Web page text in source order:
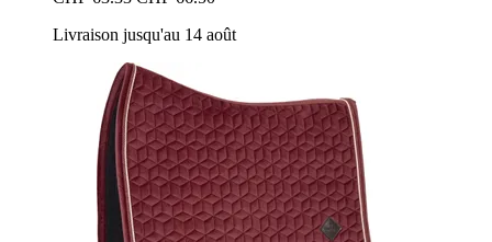
Livraison jusqu'au 14 août